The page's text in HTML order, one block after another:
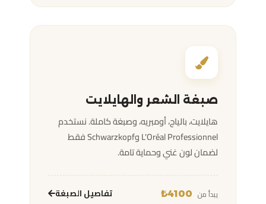
صبغة الشعر والهايلايت
هايلايت، بالياج، أومبريه، وصبغة كاملة. نستخدم
L'Oréal Professionnel وSchwarzkopf فقط
لضمان لون غني وحماية تامة.
يبدأ من تفاصيل الصبغة